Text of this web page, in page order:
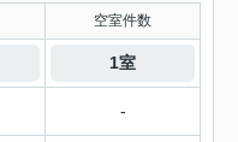
空室件数
1室
-